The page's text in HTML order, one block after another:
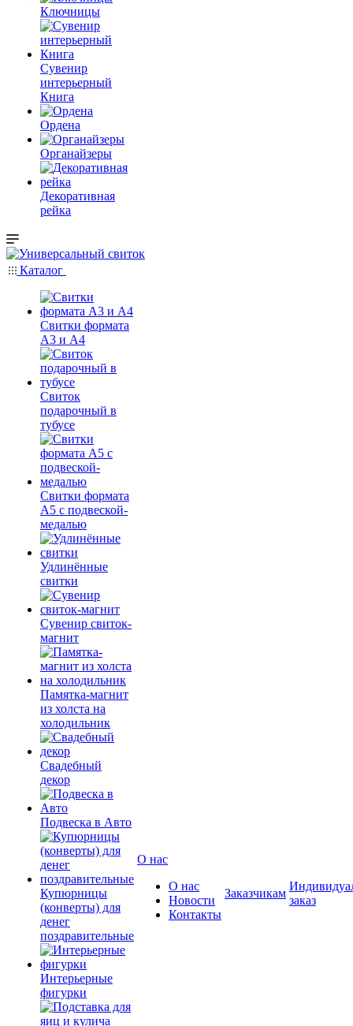
Ключницы
Сувенир
интерьерный
Книга
Ордена
Органайзеры
Декоративная
рейка
Каталог
Свитки формата
А3 и А4
Свиток
подарочный в
тубусе
Свитки формата
А5 с подвеской-
медалью
Удлинённые
свитки
Сувенир свиток-
магнит
Памятка-магнит
из холста на
холодильник
Свадебный
декор
Подвеска в Авто
Купюрницы
(конверты) для
денег
поздравительные
Интерьерные
фигурки
О нас
О нас
Новости
Контакты
Заказчикам
заказ